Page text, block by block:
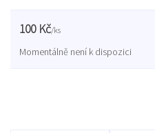
100 Kč/ks
Momentálně není k dispozici